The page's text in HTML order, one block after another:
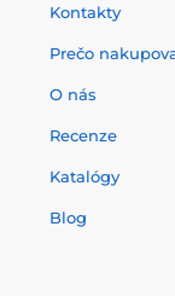
Kontakty
Prečo
O nás
Recenze
Katalógy
Blog